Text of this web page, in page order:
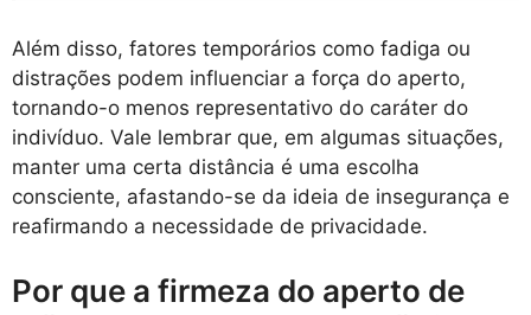
Além disso, fatores temporários como fadiga ou
distrações podem influenciar a força do aperto,
tornando-o menos representativo do caráter do
indivíduo. Vale lembrar que, em algumas situações,
manter uma certa distância é uma escolha
consciente, afastando-se da ideia de insegurança e
reafirmando a necessidade de privacidade.
Por que a firmeza do aperto de